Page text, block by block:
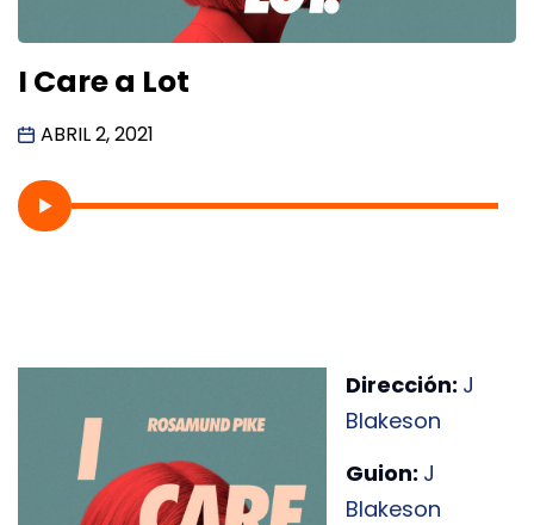
I Care a Lot
ABRIL 2, 2021
Dirección: J
Blakeson
Guion: J
Blakeson